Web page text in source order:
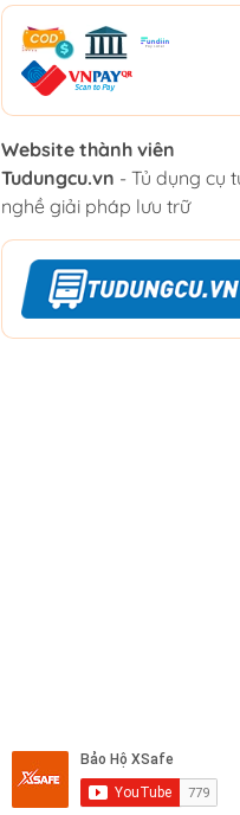
Website thành viên
Tudungcu.vn - Tủ dụng cụ
nghề giải pháp lưu trữ